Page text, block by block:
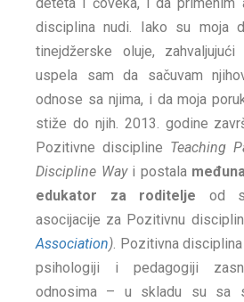
disciplina nudi. Iako su moja
tinejdžerske oluje,
uspela sam da sačuvam
odnose sa njima, i da moja
stiže do njih. 2013. godine
Pozitivne discipline Teaching
Discipline Wayi postala
edukator za roditelje od
asocijacije za Pozitivnu
Association). Pozitivna
psihologiji i pedagogiji
odnosima – u skladu su sa